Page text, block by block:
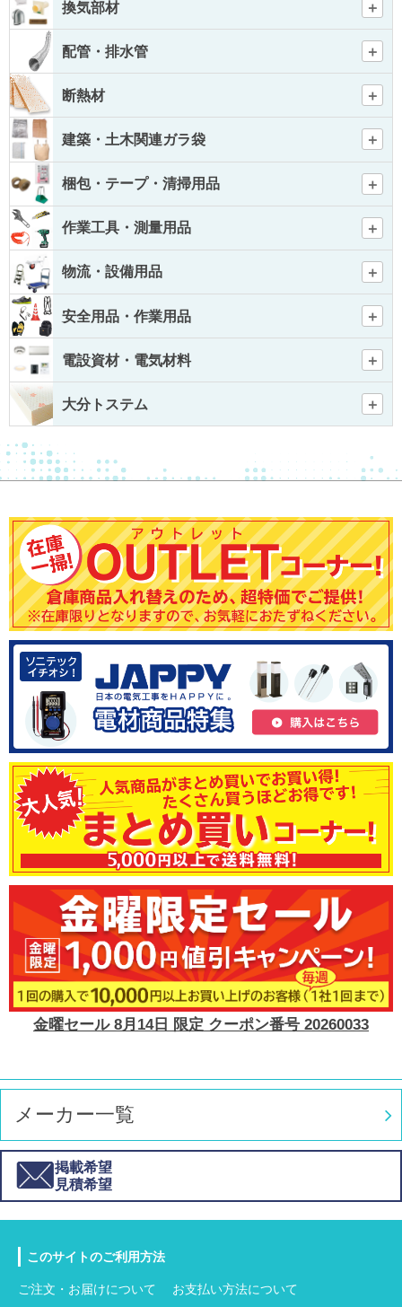
換気部材
配管・排水管
断熱材
建築・土木関連ガラ袋
梱包・テープ・清掃用品
作業工具・測量用品
物流・設備用品
安全用品・作業用品
電設資材・電気材料
大分トステム
金曜セール 8月14日 限定 クーポン番号 20260033
メーカー一覧
掲載希望
見積希望
このサイトのご利用方法
ご注文・お届けについて お支払い方法について